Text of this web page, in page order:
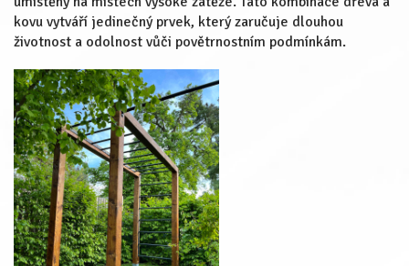
kovu vytváří jedinečný prvek, který zaručuje dlouhou
životnost a odolnost vůči povětrnostním podmínkám.